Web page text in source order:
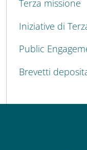
Terza missione
Iniziative di
Public
Brevetti